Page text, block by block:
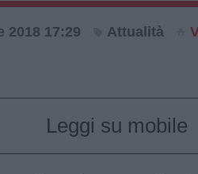
2018 17:29 Attualità
Leggi su mobile